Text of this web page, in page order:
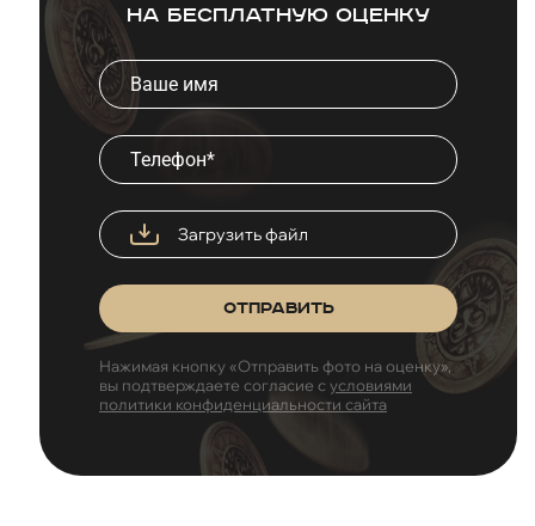
на бесплатную оценку
Загрузить файл
Отправить
Нажимая кнопку «Отправить фото на оценку»,
вы подтверждаете согласие сусловиями
политики конфиденциальности сайта